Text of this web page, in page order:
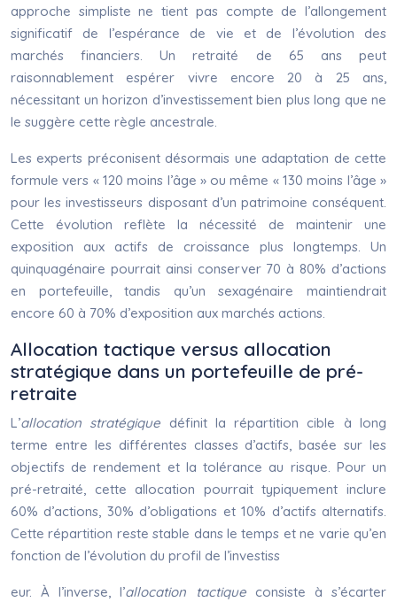
approche simpliste ne tient pas compte de l’allongement
significatif de l’espérance de vie et de l’évolution des
marchés financiers. Un retraité de 65 ans peut
raisonnablement espérer vivre encore 20 à 25 ans,
nécessitant un horizon d’investissement bien plus long que ne
le suggère cette règle ancestrale.
Les experts préconisent désormais une adaptation de cette
formule vers « 120 moins l’âge » ou même « 130 moins l’âge »
pour les investisseurs disposant d’un patrimoine conséquent.
Cette évolution reflète la nécessité de maintenir une
exposition aux actifs de croissance plus longtemps. Un
quinquagénaire pourrait ainsi conserver 70 à 80% d’actions
en portefeuille, tandis qu’un sexagénaire maintiendrait
encore 60 à 70% d’exposition aux marchés actions.
Allocation tactique versus allocation
stratégique dans un portefeuille de pré-
retraite
L’allocation stratégique définit la répartition cible à long
terme entre les différentes classes d’actifs, basée sur les
objectifs de rendement et la tolérance au risque. Pour un
pré-retraité, cette allocation pourrait typiquement inclure
60% d’actions, 30% d’obligations et 10% d’actifs alternatifs.
Cette répartition reste stable dans le temps et ne varie qu’en
fonction de l’évolution du profil de l’investiss
eur. À l’inverse, l’allocation tactiqueconsiste à s’écarter